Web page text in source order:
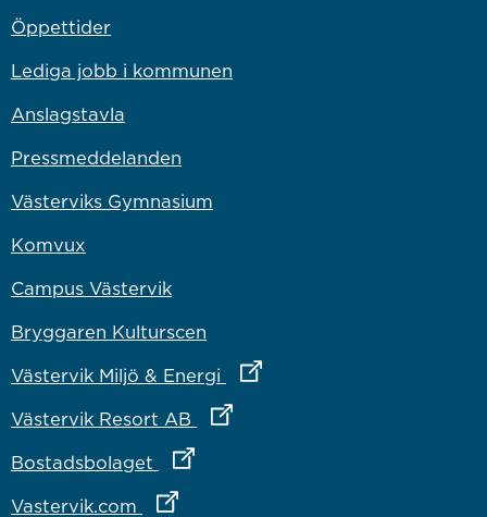
Öppettider
Lediga jobb i kommunen
Anslagstavla
Pressmeddelanden
Västerviks Gymnasium
Komvux
Campus Västervik
Bryggaren Kulturscen
Västervik Miljö & Energi
Länk till annan webbplats
Västervik Resort AB Länk till annan webbplats
Bostadsbolaget Länk till annan webbplats
Vastervik.com Länk till annan webbplats